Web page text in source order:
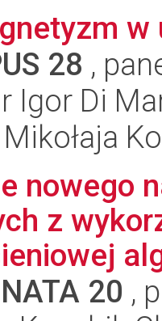
28 ,
Igor Di
nowego
z
20 ,